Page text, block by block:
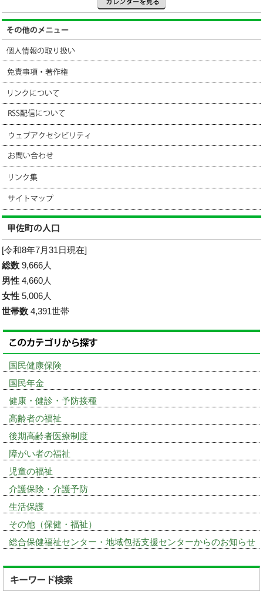
[令和8年7月31日現在]
総数 9,666人
男性 4,660人
女性 5,006人
世帯数 4,391世帯
国民健康保険
国民年金
健康・健診・予防接種
高齢者の福祉
後期高齢者医療制度
障がい者の福祉
児童の福祉
介護保険・介護予防
生活保護
その他（保健・福祉）
総合保健福祉センター・地域包括支援センターからのお知らせ